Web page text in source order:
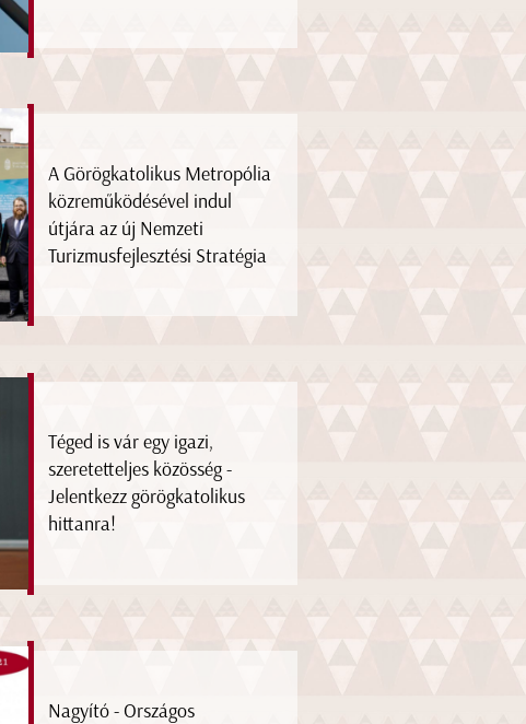
A Görögkatolikus Metropólia
közreműködésével indul
útjára az új Nemzeti
Turizmusfejlesztési Stratégia
Téged is vár egy igazi,
szeretetteljes közösség -
Jelentkezz görögkatolikus
hittanra!
Nagyító - Országos